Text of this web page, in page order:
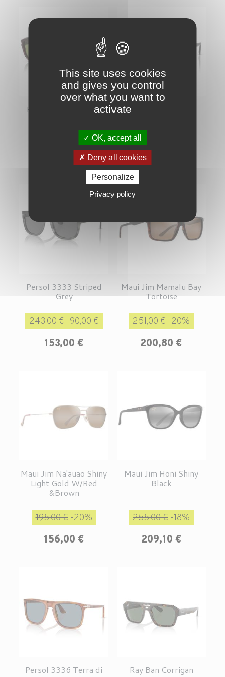
Persol 0060 Havana
Prix de base-25% Prix
318,75 €
Polarisé
Prix
252,00 €
Persol 3333 Striped
Grey
Prix de base
243,00 €-90,00 €
153,00 €
Maui Jim Mamalu Bay
Tortoise
Prix de base
251,00 € -20%
200,80 €
Maui Jim Na'auao Shiny
Light Gold W/Red
&Brown
Prix de base
195,00 €-20%
156,00 €
Maui Jim Honi Shiny
Black
Prix de base
255,00 € -18%
209,10 €
Persol 3336 Terra di
Ray Ban Corrigan
This site uses cookies
and gives you control
over what you want to
activate
OK, accept all
Deny all cookies
Personalize
Privacy policy